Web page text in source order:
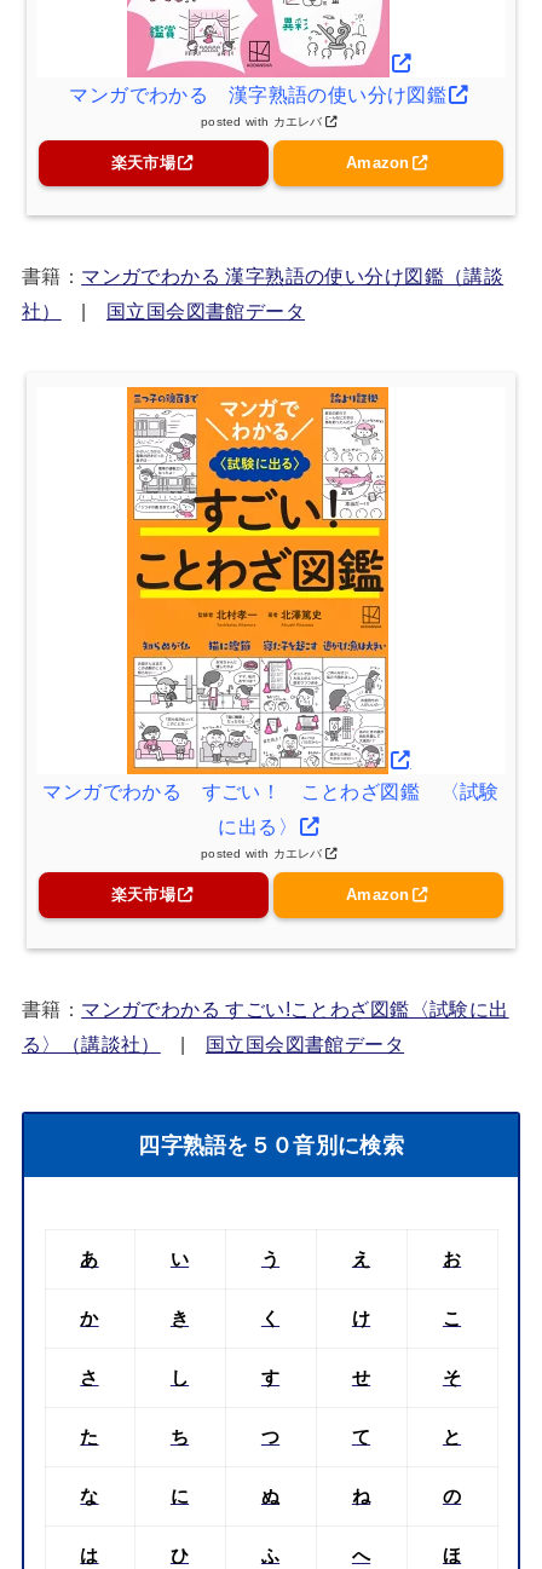
マンガでわかる 漢字熟語の使い分け図鑑
posted with カエレバ
楽天市場 Amazon
書籍： マンガでわかる 漢字熟語の使い分け図鑑（講談
社）
国立国会図書館データ
マンガでわかる すごい！ ことわざ図鑑 〈試験
に出る〉
posted with カエレバ
楽天市場 Amazon
書籍： マンガでわかる すごい!ことわざ図鑑〈試験に出
る〉（講談社）
| 国立国会図書館データ
四字熟語を５０音別に検索
あ い う え お
か き く け こ
さ し す せ そ
た ち つ て と
な に ぬ ね の
は ひ ふ へ ほ